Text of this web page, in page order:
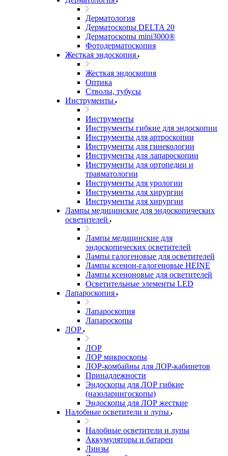
Дерматология
Дерматоскопы DELTA 20
Дерматоскопы mini3000®
Фотодерматоскопия
Жесткая эндоскопия
Жесткая эндоскопия
Оптика
Стволы, тубусы
Инструменты
Инструменты
Инструменты гибкие для эндоскопии
Инструменты для артроскопии
Инструменты для гинекологии
Инструменты для лапароскопии
Инструменты для ортопедии и
травматологии
Инструменты для урологии
Инструменты для хирургии
Инструменты для хирургии
Лампы медицинские для эндоскопических
осветителей
Лампы медицинские для
эндоскопических осветителей
Лампы галогеновые для осветителей
Лампы ксенон-галогеновые HEINE
Лампы ксеноновые для осветителей
Осветительные элементы LED
Лапароскопия
Лапароскопия
Лапароскопы
ЛОР
ЛОР
ЛОР микроскопы
ЛОР-комбайны для ЛОР-кабинетов
Принадлежности
Эндоскопы для ЛОР гибкие
(назоларингоскопы)
Эндоскопы для ЛОР жесткие
Налобные осветители и лупы
Налобные осветители и лупы
Аккумуляторы и батареи
Линзы